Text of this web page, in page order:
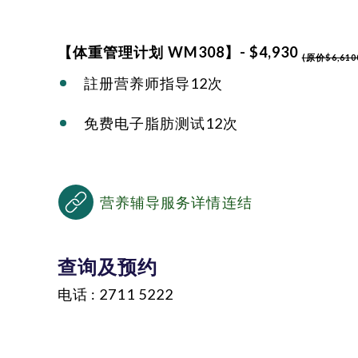
【体重管理计划 WM308】- $4,930 (原价
註册营养师指导12次
免费电子脂肪测试12次
营养辅导服务详情连结
查询及预约
电话 : 2711 5222